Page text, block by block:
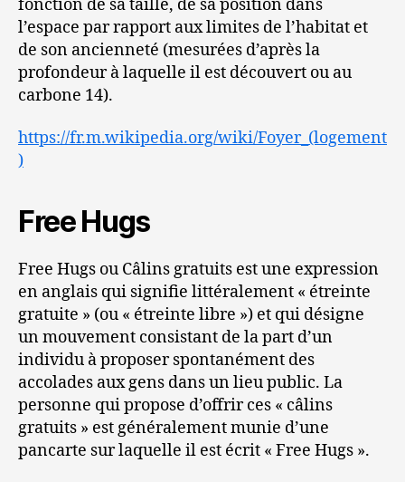
fonction de sa taille, de sa position dans
l’espace par rapport aux limites de l’habitat et
de son ancienneté (mesurées d’après la
profondeur à laquelle il est découvert ou au
carbone 14).
https://fr.m.wikipedia.org/wiki/Foyer_(logement
)
Free Hugs
Free Hugs ou Câlins gratuits est une expression
en anglais qui signifie littéralement « étreinte
gratuite » (ou « étreinte libre ») et qui désigne
un mouvement consistant de la part d’un
individu à proposer spontanément des
accolades aux gens dans un lieu public. La
personne qui propose d’offrir ces « câlins
gratuits » est généralement munie d’une
pancarte sur laquelle il est écrit « Free Hugs ».